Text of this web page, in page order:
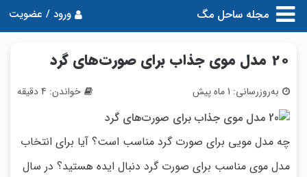
مجله ساحل مگ ورود / عضویت
20 مدل موی جذاب برای صورت‌های گرد
به‌روزرسانی: 1 ماه پیش خواندن: 4 دقیقه
چه مدل مویی برای صورت گرد مناسب است؟ آیا برای انتخاب
مدل موی مناسب برای صورت گرد دنبال ایده هستید؟ در سال